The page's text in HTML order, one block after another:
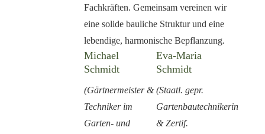
Fachkräften. Gemeinsam vereinen wir
eine solide bauliche Struktur und eine
lebendige, harmonische Bepflanzung.
Michael
Schmidt
(Gärtnermeister &
Techniker im
Garten- und
Eva-Maria
Schmidt
(Staatl. gepr.
Gartenbautechnikerin
& Zertif.